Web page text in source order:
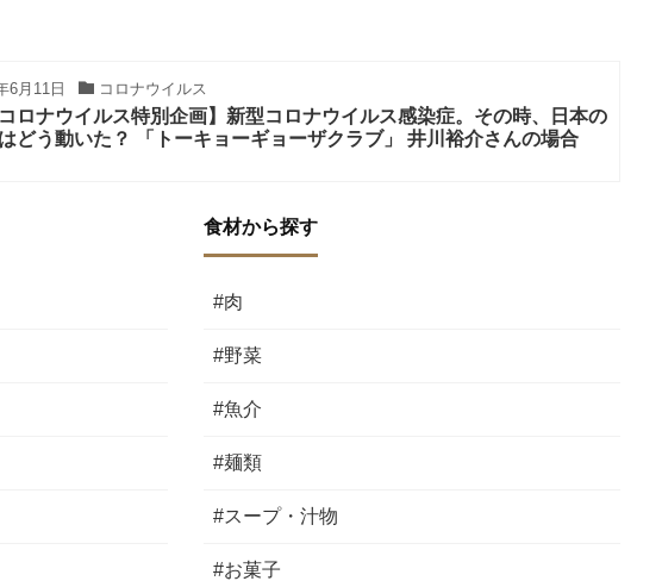
6月11日 コロナウイルス
コロナウイルス特別企画】新型コロナウイルス感染症。その時、日本の
どう動いた？ 「トーキョーギョーザクラブ」 井川裕介さんの場合
食材から探す
#肉
#野菜
#魚介
#麺類
#スープ・汁物
#お菓子